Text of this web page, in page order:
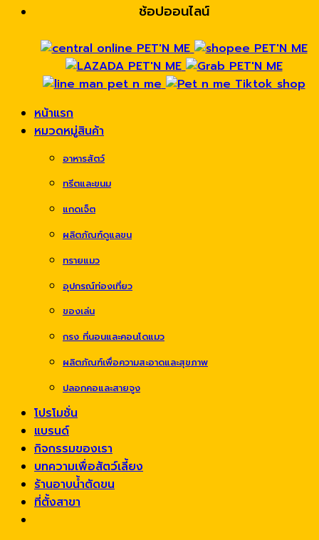
ช้อปออนไลน์
หน้าแรก
หมวดหมู่สินค้า
อาหารสัตว์
ทรีตและขนม
แกดเจ็ต
ผลิตภัณฑ์ดูแลขน
ทรายแมว
อุปกรณ์ท่องเที่ยว
ของเล่น
กรง ที่นอนและคอนโดแมว
ผลิตภัณฑ์เพื่อความสะอาดและสุขภาพ
ปลอกคอและสายจูง
โปรโมชั่น
แบรนด์
กิจกรรมของเรา
บทความเพื่อสัตว์เลี้ยง
ร้านอาบน้ำตัดขน
ที่ตั้งสาขา